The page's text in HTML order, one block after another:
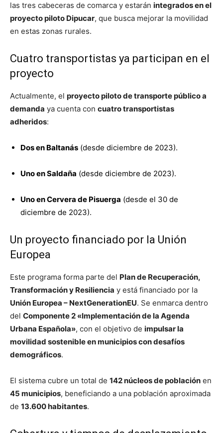
las tres cabeceras de comarca y estarán integrados en el
proyecto piloto Dipucar, que busca mejorar la movilidad
en estas zonas rurales.
Cuatro transportistas ya participan en el
proyecto
Actualmente, el proyecto piloto de transporte público a
demanda ya cuenta con cuatro transportistas
adheridos:
Dos en Baltanás (desde diciembre de 2023).
Uno en Saldaña (desde diciembre de 2023).
Uno en Cervera de Pisuerga (desde el 30 de
diciembre de 2023).
Un proyecto financiado por la Unión
Europea
Este programa forma parte del Plan de Recuperación,
Transformación y Resiliencia y está financiado por la
Unión Europea – NextGenerationEU. Se enmarca dentro
del Componente 2 «Implementación de la Agenda
Urbana Española», con el objetivo de impulsar la
movilidad sostenible en municipios con desafíos
demográficos.
El sistema cubre un total de 142 núcleos de población en
45 municipios, beneficiando a una población aproximada
de 13.600 habitantes.